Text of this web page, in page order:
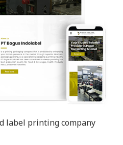
label printing company